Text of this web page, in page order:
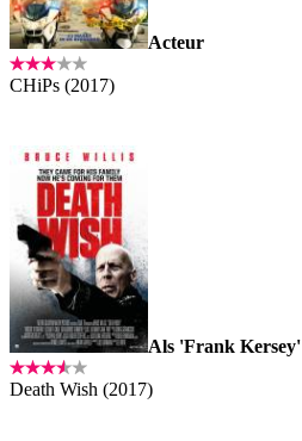
Acteur
CHiPs (2017)
Als 'Frank Kersey'
Death Wish (2017)